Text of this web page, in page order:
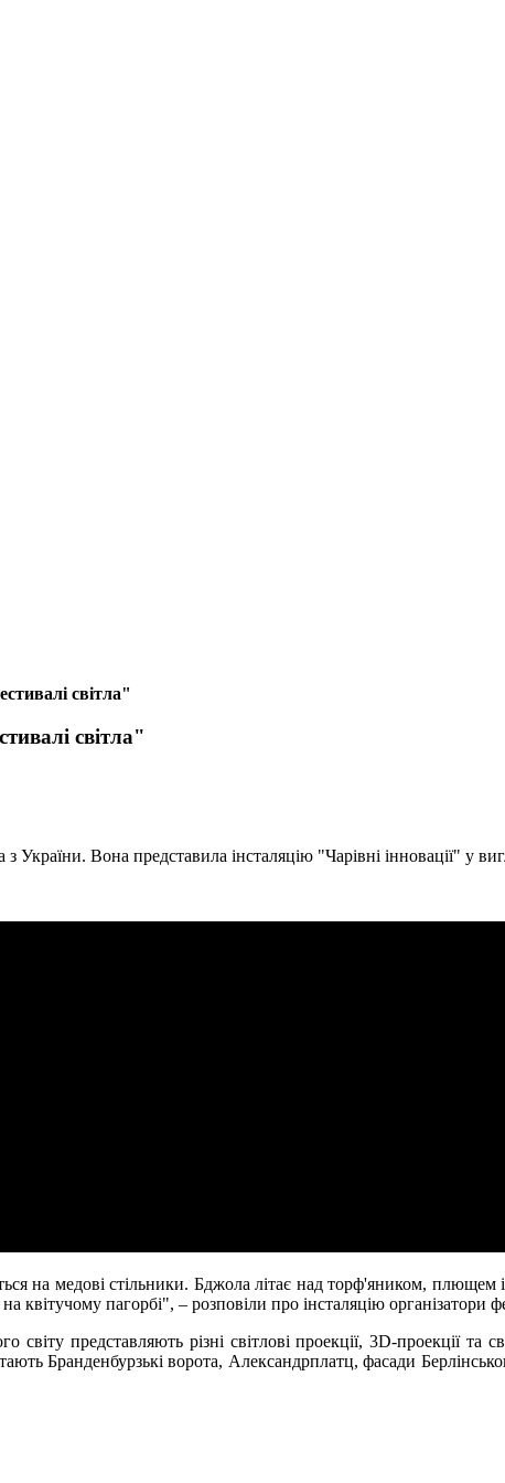
світла"
світла"
України. Вона представила інсталяцію "Чарівні інновації" у
на медові стільники. Бджола літає над торф'яником, плющем
квітучому пагорбі", – розповіли про інсталяцію організатори
світу представляють різні світлові проекції, 3D-проекції та
Бранденбурзькі ворота, Александрплатц, фасади